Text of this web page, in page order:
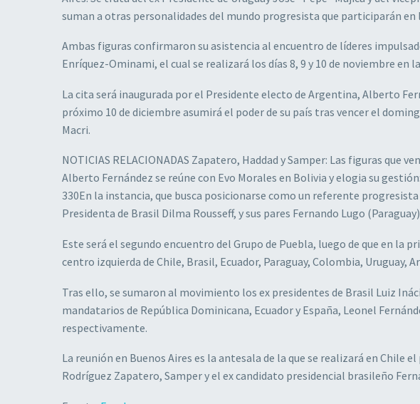
suman a otras personalidades del mundo progresista que participarán en
Ambas figuras confirmaron su asistencia al encuentro de líderes
Enríquez-Ominami, el cual se realizará los días 8, 9 y 10 de noviembre en
La cita será inaugurada por el Presidente electo de Argentina, Alberto
próximo 10 de diciembre asumirá el poder de su país tras vencer el
Macri.
NOTICIAS RELACIONADAS Zapatero, Haddad y Samper: Las figuras que
Alberto Fernández se reúne con Evo Morales en Bolivia y elogia su
330En la instancia, que busca posicionarse como un referente
Presidenta de Brasil Dilma Rousseff, y sus pares Fernando Lugo
Este será el segundo encuentro del Grupo de Puebla, luego de que en la
centro izquierda de Chile, Brasil, Ecuador, Paraguay, Colombia, Uruguay,
Tras ello, se sumaron al movimiento los ex presidentes de Brasil Luiz
mandatarios de República Dominicana, Ecuador y España, Leonel
respectivamente.
La reunión en Buenos Aires es la antesala de la que se realizará en Chile
Rodríguez Zapatero, Samper y el ex candidato presidencial brasileño